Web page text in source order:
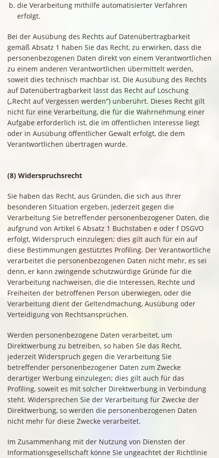
die Verarbeitung mithilfe automatisierter Verfahren
erfolgt.
Bei der Ausübung des Rechts auf Datenübertragbarkeit
gemäß Absatz 1 haben Sie das Recht, zu erwirken, dass die
personenbezogenen Daten direkt von einem Verantwortlichen
zu einem anderen Verantwortlichen übermittelt werden,
soweit dies technisch machbar ist. Die Ausübung des Rechts
auf Datenübertragbarkeit lässt das Recht auf Löschung
(„Recht auf Vergessen werden“) unberührt. Dieses Recht gilt
nicht für eine Verarbeitung, die für die Wahrnehmung einer
Aufgabe erforderlich ist, die im öffentlichen Interesse liegt
oder in Ausübung öffentlicher Gewalt erfolgt, die dem
Verantwortlichen übertragen wurde.
(8) Widerspruchsrecht
Sie haben das Recht, aus Gründen, die sich aus Ihrer
besonderen Situation ergeben, jederzeit gegen die
Verarbeitung Sie betreffender personenbezogener Daten, die
aufgrund von Artikel 6 Absatz 1 Buchstaben e oder f DSGVO
erfolgt, Widerspruch einzulegen; dies gilt auch für ein auf
diese Bestimmungen gestütztes Profiling. Der Verantwortliche
verarbeitet die personenbezogenen Daten nicht mehr, es sei
denn, er kann zwingende schutzwürdige Gründe für die
Verarbeitung nachweisen, die die Interessen, Rechte und
Freiheiten der betroffenen Person überwiegen, oder die
Verarbeitung dient der Geltendmachung, Ausübung oder
Verteidigung von Rechtsansprüchen.
Werden personenbezogene Daten verarbeitet, um
Direktwerbung zu betreiben, so haben SIe das Recht,
jederzeit Widerspruch gegen die Verarbeitung Sie
betreffender personenbezogener Daten zum Zwecke
derartiger Werbung einzulegen; dies gilt auch für das
Profiling, soweit es mit solcher Direktwerbung in Verbindung
steht. Widersprechen Sie der Verarbeitung für Zwecke der
Direktwerbung, so werden die personenbezogenen Daten
nicht mehr für diese Zwecke verarbeitet.
Im Zusammenhang mit der Nutzung von Diensten der
Informationsgesellschaft könne Sie ungeachtet der Richtlinie